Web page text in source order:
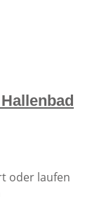
oder laufen